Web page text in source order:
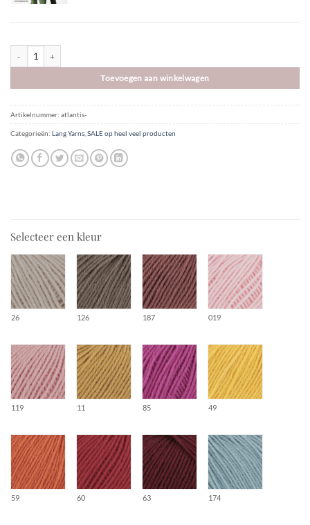
Toevoegen aan winkelwagen
Artikelnummer: atlantis-
Categorieën: Lang Yarns SALE op heel veel producten
Selecteer een kleur
26 126 187 019
119 11 85 49
59 60 63 174